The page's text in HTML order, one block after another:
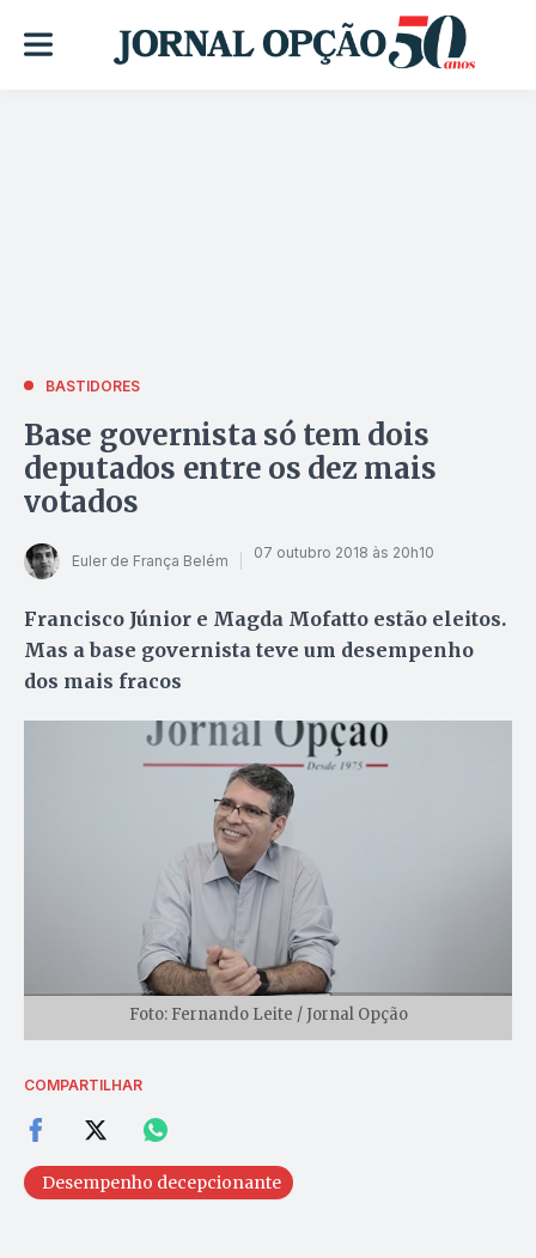
BASTIDORES
Base governista só tem dois
deputados entre os dez mais
votados
Euler de França Belém 07 outubro 2018 às 20h10
Francisco Júnior e Magda Mofatto estão eleitos.
Mas a base governista teve um desempenho
dos mais fracos
Foto: Fernando Leite / Jornal Opção
COMPARTILHAR
Desempenho decepcionante